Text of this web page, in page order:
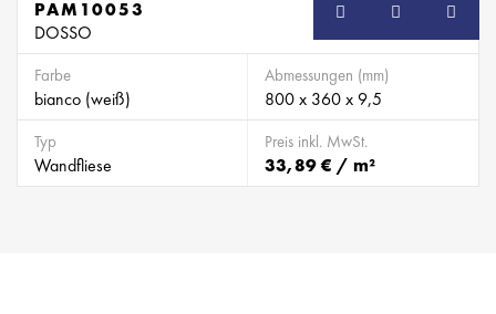
PAM10053
DOSSO
Farbe
bianco (weiß)
Abmessungen (mm)
800 x 360 x 9,5
Typ
Wandfliese
Preis inkl. MwSt.
33,89 € / m²